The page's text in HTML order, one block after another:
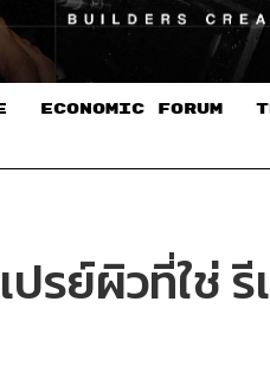
ECONOMIC FORUM
เปรย์ผิวที่ใ